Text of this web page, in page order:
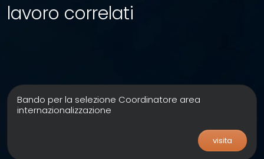
lavoro correlati
Bando per la selezione Coordinatore area
internazionalizzazione
visita